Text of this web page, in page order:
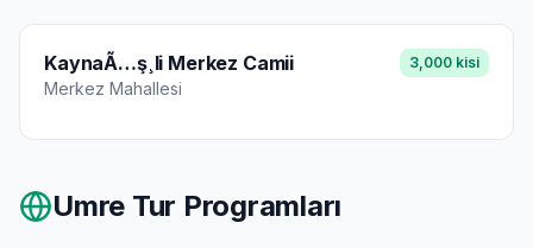
KaynaÃ…ş¸li Merkez Camii
Merkez Mahallesi
3,000 kisi
Umre Tur Programları